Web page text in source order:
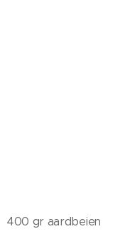
400 gr aardbeien